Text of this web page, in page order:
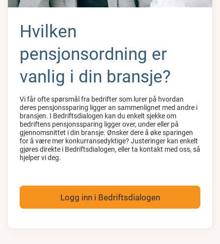
Hvilken
pensjonsordning er
vanlig i din bransje?
Vi får ofte spørsmål fra bedrifter som lurer på hvordan
deres pensjonssparing ligger an sammenlignet med andre i
bransjen. I Bedriftsdialogen kan du enkelt sjekke om
bedriftens pensjonssparing ligger over, under eller på
gjennomsnittet i din bransje. Ønsker dere å øke sparingen
for å være mer konkurransedyktige? Justeringer kan enkelt
gjøres direkte i Bedriftsdialogen, eller ta kontakt med oss, så
hjelper vi deg.
Logg inn i Bedriftsdialogen